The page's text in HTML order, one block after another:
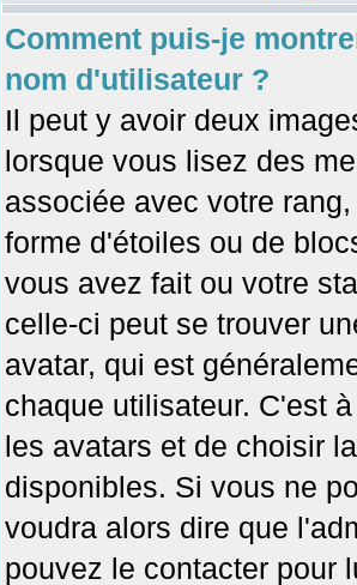
Comment puis-je
nom d'utilisateur ?
Il peut y avoir deux
lorsque vous lisez des
associée avec votre
forme d'étoiles ou de
vous avez fait ou votre
celle-ci peut se trouver
avatar, qui est
chaque utilisateur. C'est
les avatars et de choisir
disponibles. Si vous ne
voudra alors dire que
pouvez le contacter pour